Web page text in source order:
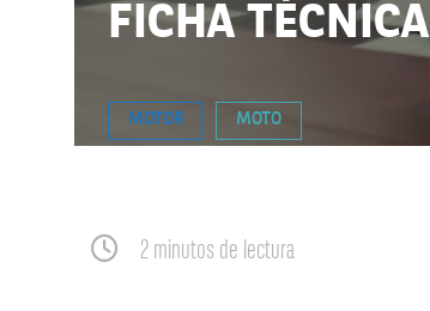
FICHA TÉCNICA
MOTOR MOTO
2 minutos de lectura